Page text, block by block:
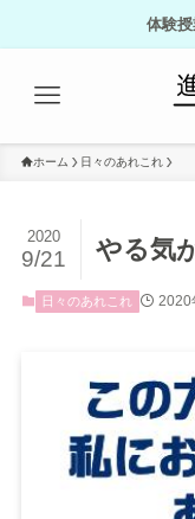
体験
ホーム 日々のあれこれ
やる気
2020
9/21
日々のあれこれ 2020